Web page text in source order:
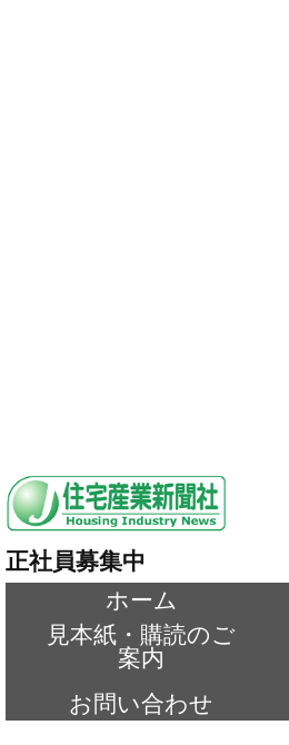
正社員募集中
ホーム
見本紙・購読のご
案内
お問い合わせ